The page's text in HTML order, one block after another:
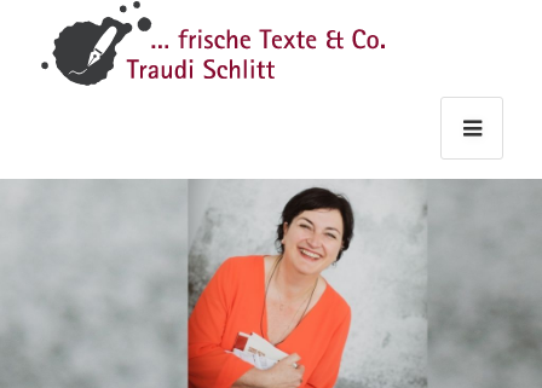
Texte